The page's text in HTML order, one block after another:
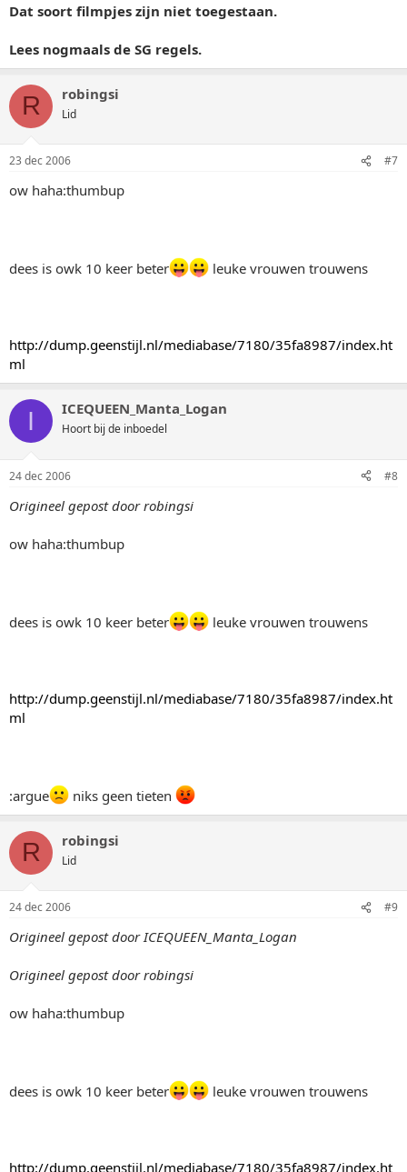
Dat soort filmpjes zijn niet toegestaan.
Lees nogmaals de SG regels.
R robingsi
Lid
23 dec 2006 #7
ow haha:thumbup
dees is owk 10 keer beter leuke vrouwen trouwens
http://dump.geenstijl.nl/mediabase/7180/35fa8987/index.ht
ml
I ICEQUEEN_Manta_Logan
Hoort bij de inboedel
24 dec 2006 #8
Origineel gepost door robingsi
ow haha:thumbup
dees is owk 10 keer beter leuke vrouwen trouwens
http://dump.geenstijl.nl/mediabase/7180/35fa8987/index.ht
ml
:argue niks geen tieten
R robingsi
Lid
24 dec 2006 #9
Origineel gepost door ICEQUEEN_Manta_Logan
Origineel gepost door robingsi
ow haha:thumbup
dees is owk 10 keer beter leuke vrouwen trouwens
http://dump.geenstijl.nl/mediabase/7180/35fa8987/index.ht